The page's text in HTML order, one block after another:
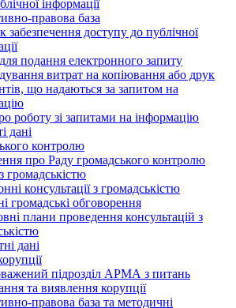
інформації
правова база
забезпечення доступу до публічної
подання електронного запиту
витрат на копіювання або друк
що надаються за запитом на
роботу зі запитами на інформацію
дані
контролю
про Раду громадського контролю
громадськістю
консультації з громадськістю
громадські обговорення
плани проведення консультацій з
дані
підрозділ АРМА з питань
та виявлення корупції
правова база та методичні